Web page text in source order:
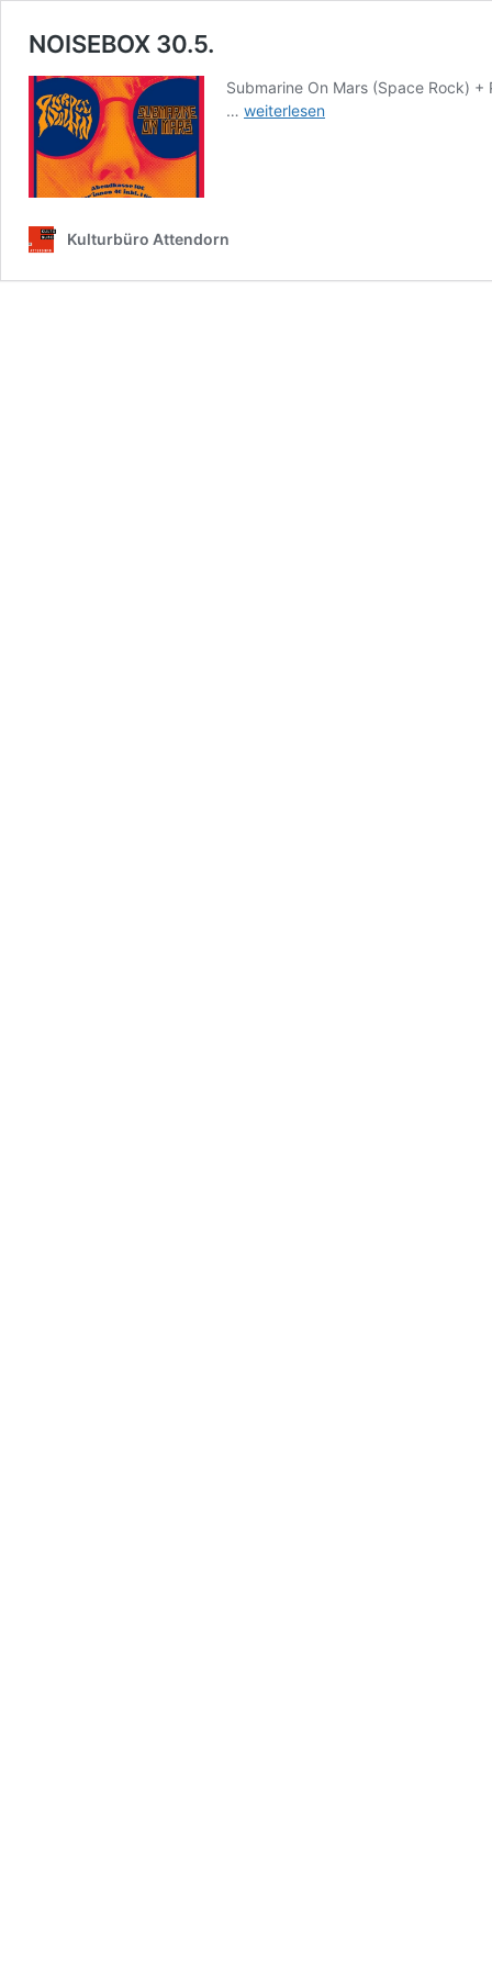
NOISEBOX 30.5.
Submarine On Mars (Space Rock)
… NOISEBOX
weiterlesen
Kulturbüro Attendorn